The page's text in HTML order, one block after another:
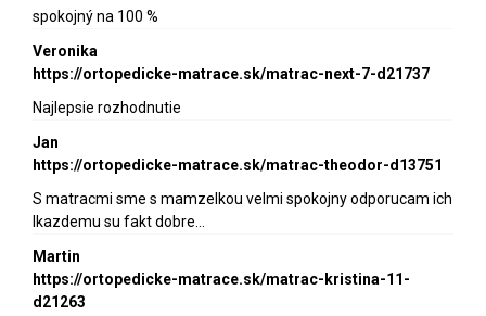
spokojný na 100 %
Veronika
https://ortopedicke-matrace.sk/matrac-next-7-d21737
Najlepsie rozhodnutie
Jan
https://ortopedicke-matrace.sk/matrac-theodor-d13751
S matracmi sme s mamzelkou velmi spokojny odporucam ich
lkazdemu su fakt dobre…
Martin
https://ortopedicke-matrace.sk/matrac-kristina-11-
d21263